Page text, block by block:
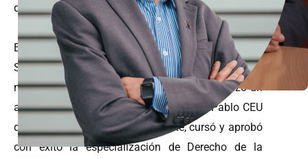
dirección de Pérez y Pérez Abogados.
El Dr. Pérez es Abogado egresado de la Universidad
Sergio Arboleda, habiendo obtenido uno de los
mejores promedios de toda su promoción. Hizo un
año de su carrera en la Universidad San Pablo CEU
de Madrid, España. Posteriormente, cursó y aprobó
con éxito la especialización de Derecho de la